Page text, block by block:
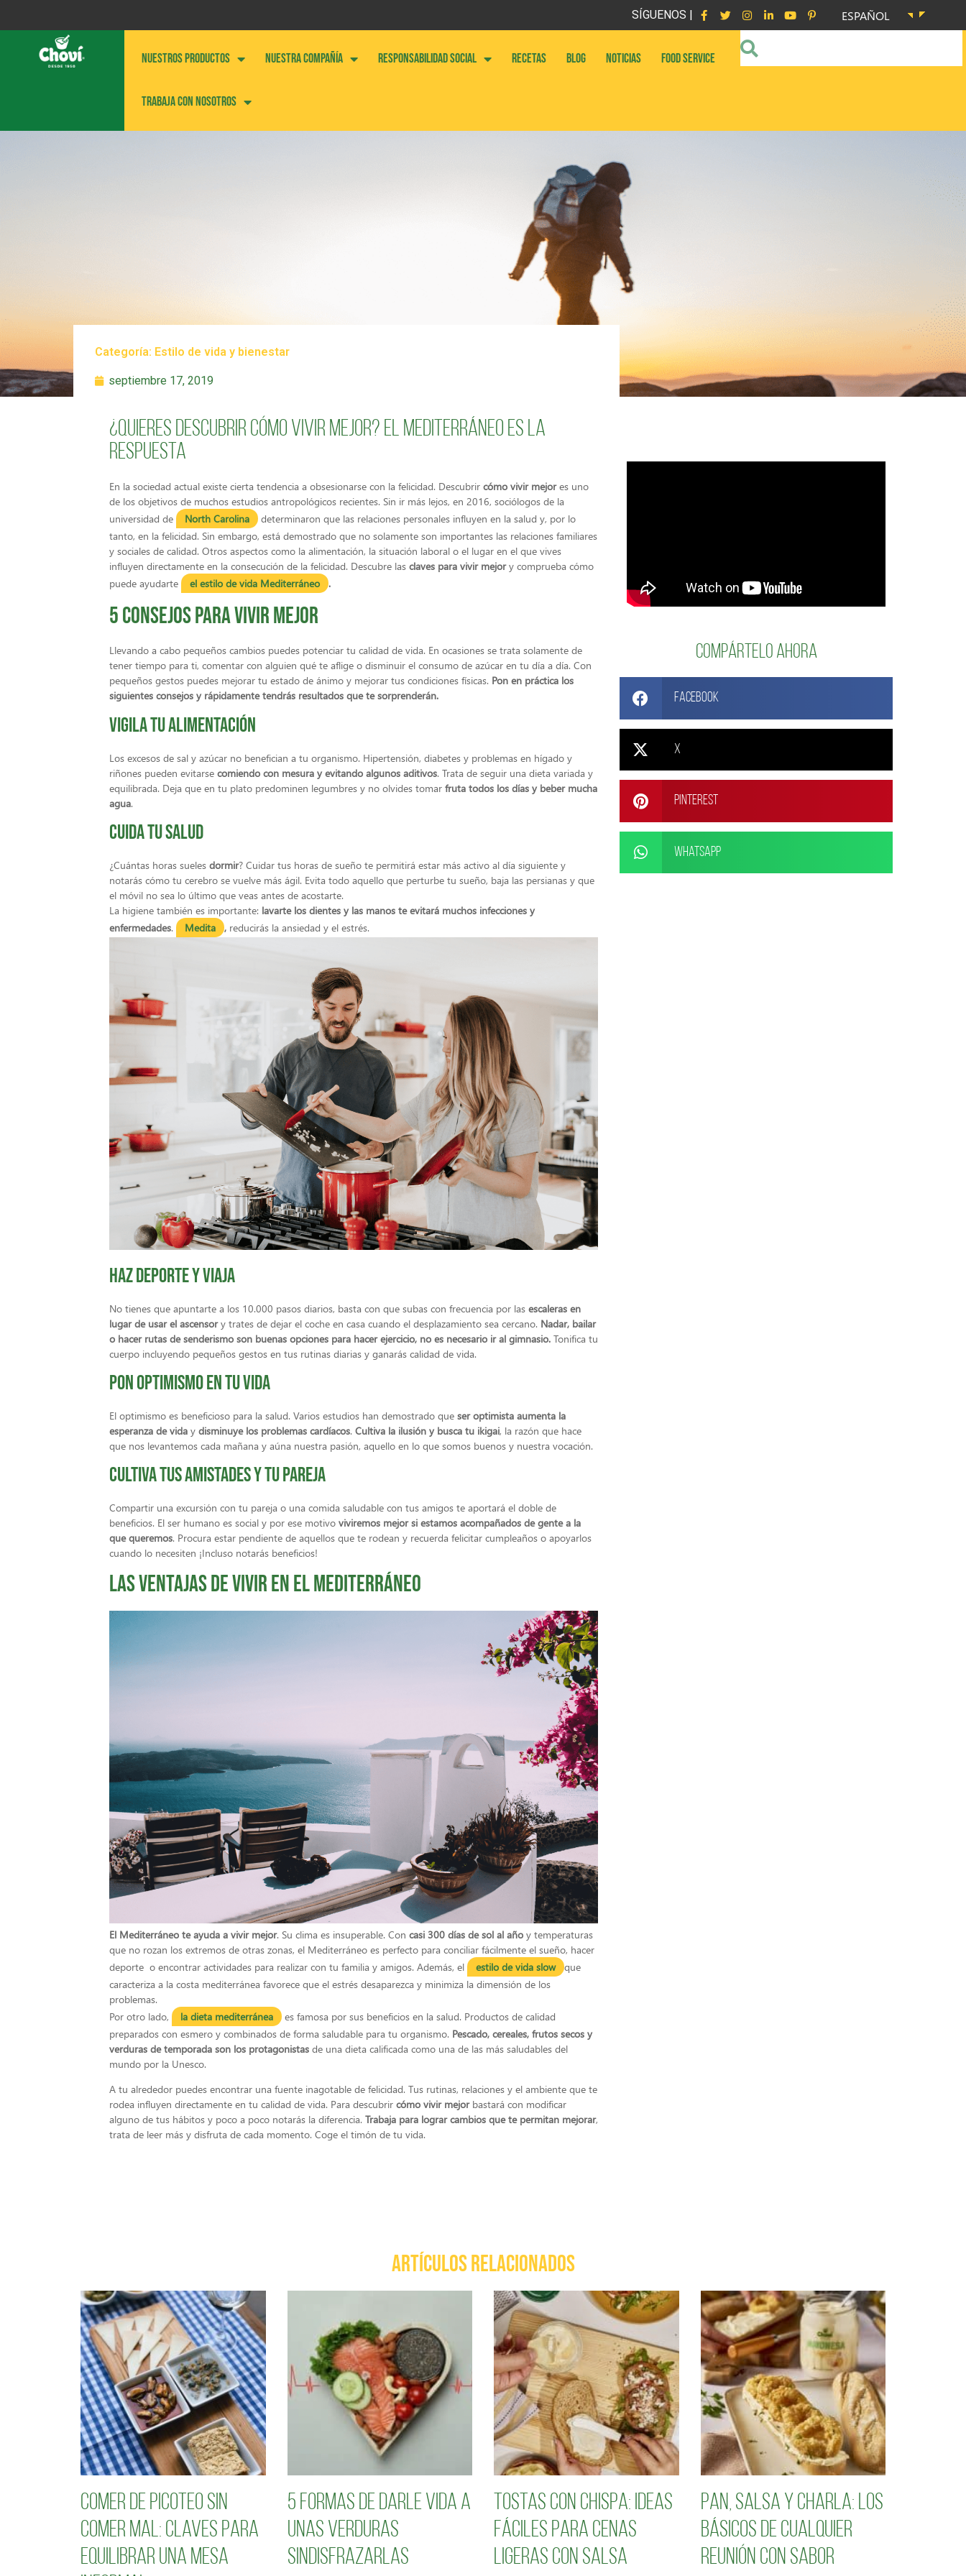
SÍGUENOS | ESPAÑOL
NUESTROS PRODUCTOS NUESTRA COMPAÑÍA RESPONSABILIDAD SOCIAL RECETAS BLOG NOTICIAS FOOD SERVICE
Trabaja con nosotros
Categoría: Estilo de vida y bienestar
septiembre 17, 2019
¿Quieres descubrir cómo vivir mejor? El Mediterráneo es la
respuesta
En la sociedad actual existe cierta tendencia a obsesionarse con la felicidad. Descubrir cómo vivir mejores uno
de los objetivos de muchos estudios antropológicos recientes. Sin ir más lejos, en 2016, sociólogos de la
universidad de
North Carolina
determinaron que las relaciones personales influyen en la salud y, por lo
tanto, en la felicidad. Sin embargo, está demostrado que no solamente son importantes las relaciones familiares
y sociales de calidad. Otros aspectos como la alimentación, la situación laboral o el lugar en el que vives
influyen directamente en la consecución de la felicidad. Descubre las claves para vivir mejory comprueba cómo
puede ayudarte
el estilo de vida Mediterráneo .
5 consejos para vivir mejor
Llevando a cabo pequeños cambios puedes potenciar tu calidad de vida. En ocasiones se trata solamente de
tener tiempo para ti, comentar con alguien qué te aflige o disminuir el consumo de azúcar en tu día a día. Con
pequeños gestos puedes mejorar tu estado de ánimo y mejorar tus condiciones físicas. Pon en práctica los
siguientes consejos y rápidamente tendrás resultados que te sorprenderán.
Vigila tu alimentación
Los excesos de sal y azúcar no benefician a tu organismo. Hipertensión, diabetes y problemas en hígado y
riñones pueden evitarse comiendo con mesura y evitando algunos aditivos. Trata de seguir una dieta variada y
equilibrada. Deja que en tu plato predominen legumbres y no olvides tomar fruta todos los días y beber mucha
agua.
Cuida tu salud
¿Cuántas horas sueles dormir? Cuidar tus horas de sueño te permitirá estar más activo al día siguiente y
notarás cómo tu cerebro se vuelve más ágil. Evita todo aquello que perturbe tu sueño, baja las persianas y que
el móvil no sea lo último que veas antes de acostarte.
La higiene también es importante: lavarte los dientes y las manos te evitará muchos infecciones y
enfermedades. Medita , reducirás la ansiedad y el estrés.
Haz deporte y viaja
No tienes que apuntarte a los 10.000 pasos diarios, basta con que subas con frecuencia por las escaleras en
lugar de usar el ascensory trates de dejar el coche en casa cuando el desplazamiento sea cercano. Nadar, bailar
o hacer rutas de senderismo son buenas opciones para hacer ejercicio, no es necesario ir al gimnasio. Tonifica tu
cuerpo incluyendo pequeños gestos en tus rutinas diarias y ganarás calidad de vida.
Pon optimismo en tu vida
El optimismo es beneficioso para la salud. Varios estudios han demostrado que ser optimista aumenta la
esperanza de vida y disminuye los problemas cardíacos. Cultiva la ilusión y busca tu ikigai, la razón que hace
que nos levantemos cada mañana y aúna nuestra pasión, aquello en lo que somos buenos y nuestra vocación.
Cultiva tus amistades y tu pareja
Compartir una excursión con tu pareja o una comida saludable con tus amigos te aportará el doble de
beneficios. El ser humano es social y por ese motivo viviremos mejor si estamos acompañados de gente a la
que queremos. Procura estar pendiente de aquellos que te rodean y recuerda felicitar cumpleaños o apoyarlos
cuando lo necesiten ¡Incluso notarás beneficios!
Las ventajas de vivir en el Mediterráneo
El Mediterráneo te ayuda a vivir mejor. Su clima es insuperable. Con casi 300 días de sol al año y temperaturas
que no rozan los extremos de otras zonas, el Mediterráneo es perfecto para conciliar fácilmente el sueño, hacer
deporte o encontrar actividades para realizar con tu familia y amigos. Además, el
estilo de vida slow
que
caracteriza a la costa mediterránea favorece que el estrés desaparezca y minimiza la dimensión de los
problemas.
Por otro lado,
la dieta mediterránea
es famosa por sus beneficios en la salud. Productos de calidad
preparados con esmero y combinados de forma saludable para tu organismo. Pescado, cereales, frutos secos y
verduras de temporada son los protagonistas de una dieta calificada como una de las más saludables del
mundo por la Unesco.
A tu alrededor puedes encontrar una fuente inagotable de felicidad. Tus rutinas, relaciones y el ambiente que te
rodea influyen directamente en tu calidad de vida. Para descubrir cómo vivir mejorbastará con modificar
alguno de tus hábitos y poco a poco notarás la diferencia. Trabaja para lograr cambios que te permitan mejorar,
trata de leer más y disfruta de cada momento. Coge el timón de tu vida.
Compártelo ahora
Facebook
X
Pinterest
WhatsApp
ARTÍCULOS RELACIONADOS
Comer de picoteo sin
comer mal: claves para
equilibrar una mesa
5 formas de darle vida a
unas verduras
sindisfrazarlas
Tostas con chispa: ideas
fáciles para cenas
ligeras con salsa
Pan, salsa y charla: los
básicos de cualquier
reunión con sabor